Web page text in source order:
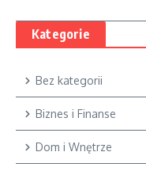
Kategorie
Bez kategorii
Biznes i Finanse
Dom i Wnętrze